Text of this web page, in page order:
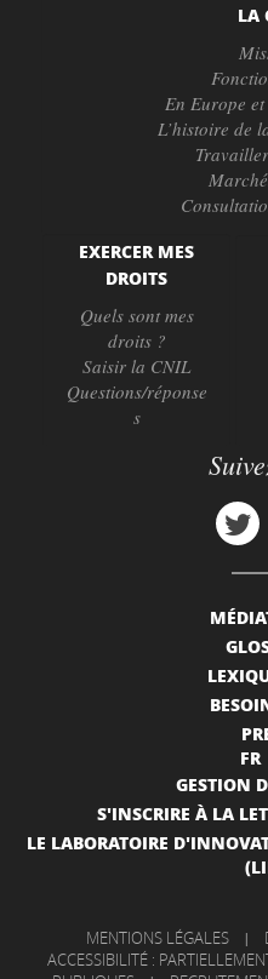
LA
En Europe
L’histoire de
EXERCER MES
DROITS
Quels sont mes
droits ?
Saisir la CNIL
Questions/réponse
s
FR
GESTION
S'INSCRIRE À LA
LE LABORATOIRE
MENTIONS LÉGALES |
ACCESSIBILITÉ :